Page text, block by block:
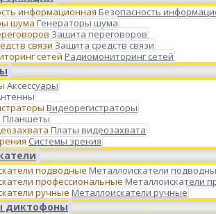
Безопасность
Генераторы шума
Защита переговоров
Защита средств связи
Радиомониторинг сетей
Аксессуары
Видеорегистраторы
Планшеты
Платы видеозахвата
Системы зрения
Металлоискатели
Металлоискатели
Металлоискатели ручные
диктофоны